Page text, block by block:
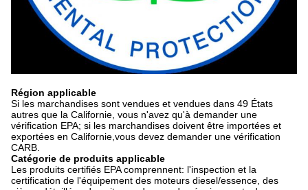
Région applicable
Si les marchandises sont vendues et vendues dans 49 États
autres que la Californie, vous n'avez qu'à demander une
vérification EPA; si les marchandises doivent être importées et
exportées en Californie,vous devez demander une vérification
CARB.
Catégorie de produits applicable
Les produits certifiés EPA comprennent: l'inspection et la
certification de l'équipement des moteurs diesel/essence, des